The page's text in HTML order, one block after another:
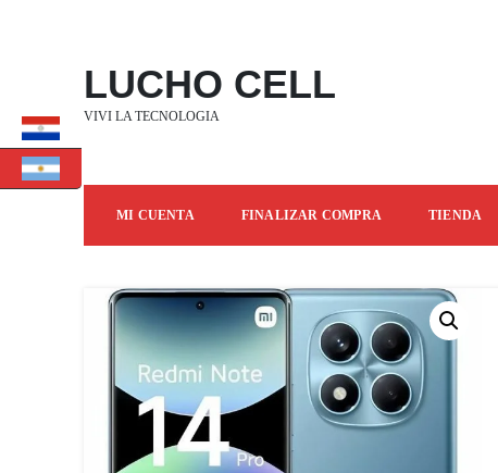
LUCHO CELL
VIVI LA TECNOLOGIA
MI CUENTA FINALIZAR COMPRA TIENDA